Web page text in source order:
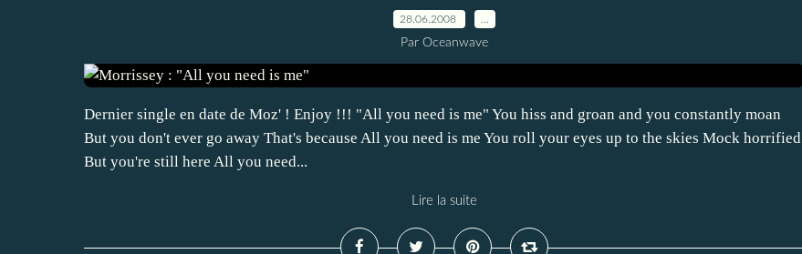
28.06.2008
Par Oceanwave
Dernier single en date de Moz' ! Enjoy !!! "All you need is me" You hiss and groan and you constantly moan
But you don't ever go away That's because All you need is me You roll your eyes up to the skies Mock horrified
But you're still here All you need...
Lire la suite